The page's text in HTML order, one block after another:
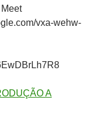
vxa-wehw-
A